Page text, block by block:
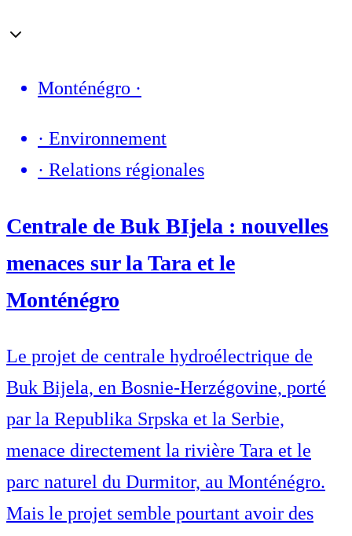
Monténégro ·
· Environnement
· Relations régionales
Centrale de Buk BIjela : nouvelles
menaces sur la Tara et le
Monténégro
Le projet de centrale hydroélectrique de
Buk Bijela, en Bosnie-Herzégovine, porté
par la Republika Srpska et la Serbie,
menace directement la rivière Tara et le
parc naturel du Durmitor, au Monténégro.
Mais le projet semble pourtant avoir des